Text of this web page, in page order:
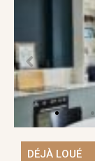
DÉJÀ LOUÉ